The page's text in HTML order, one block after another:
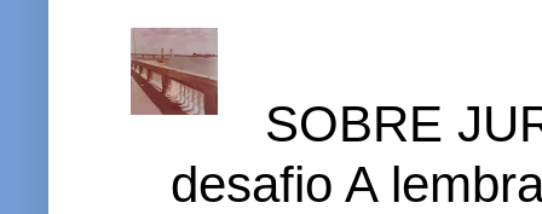
SOBRE
desafio A